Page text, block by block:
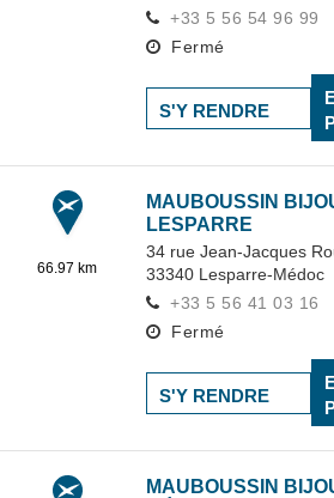
+33 5 56 54 96 99
Fermé
S'Y RENDRE
66.97 km
MAUBOUSSIN
LESPARRE
34 rue Jean-Jacques
33340 Lesparre-Médoc
+33 5 56 41 03 16
Fermé
S'Y RENDRE
MAUBOUSSIN